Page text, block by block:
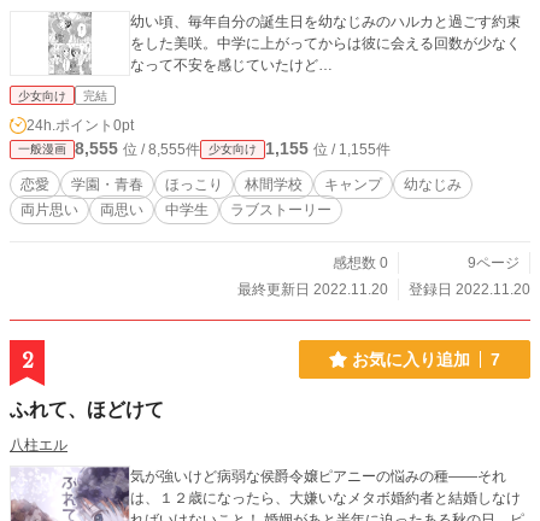
幼い頃、毎年自分の誕生日を幼なじみのハルカと過ごす約束
をした美咲。中学に上がってからは彼に会える回数が少なく
なって不安を感じていたけど…
少女向け 完結
24h.ポイント 0pt
一般漫画 8,555 位 / 8,555件 少女向け 1,155 位 / 1,155件
恋愛 学園・青春 ほっこり 林間学校 キャンプ
幼なじみ
両片思い
両思い 中学生 ラブストーリー
感想数 0
9ページ
最終更新日 2022.11.20
登録日 2022.11.20
2 お気に入り追加 7
ふれて、ほどけて
八柱エル
気が強いけど病弱な侯爵令嬢ピアニーの悩みの種――それ
は、１２歳になったら、大嫌いなメタボ婚約者と結婚しなけ